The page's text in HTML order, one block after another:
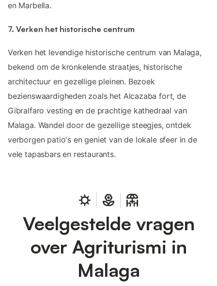
en Marbella.
7. Verken het historische centrum
Verken het levendige historische centrum van Malaga,
bekend om de kronkelende straatjes, historische
architectuur en gezellige pleinen. Bezoek
bezienswaardigheden zoals het Alcazaba fort, de
Gibralfaro vesting en de prachtige kathedraal van
Malaga. Wandel door de gezellige steegjes, ontdek
verborgen patio's en geniet van de lokale sfeer in de
vele tapasbars en restaurants.
Veelgestelde vragen
over Agriturismi in
Malaga